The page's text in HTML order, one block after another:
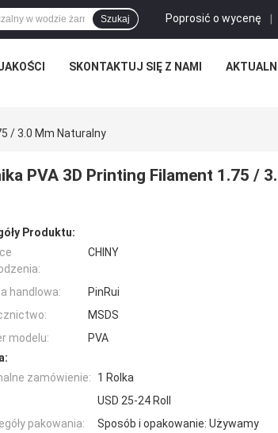
Poprosić o wycenę |
Szukaj
SKONTAKTUJ SIĘ Z NAMI
/ 3.0 Mm Naturalny
PVA 3D Printing Filament 1.75 /
Produktu:
CHINY
handlowa:
PinRui
MSDS
modelu:
PVA
zamówienie:
1 Rolka
USD 25-24 Roll
pakowania:
Sposób i opakowanie: Używamy